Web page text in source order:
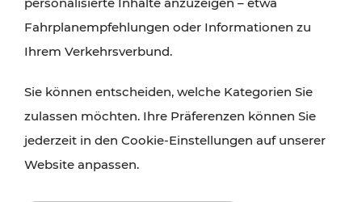
Fahrplanempfehlungen oder Informationen zu
Ihrem Verkehrsverbund.
Sie können entscheiden, welche Kategorien Sie
zulassen möchten. Ihre Präferenzen können Sie
jederzeit in den Cookie-Einstellungen auf unserer
Website anpassen.